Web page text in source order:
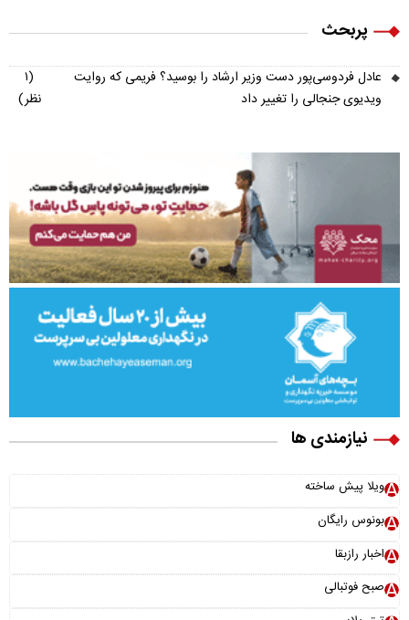
پربحث
عادل فردوسی‌پور دست وزیر ارشاد را بوسید؟ فریمی که روایت
ویدیوی جنجالی را تغییر داد
(۱
نظر)
نیازمندی ها
ویلا پیش ساخته
بونوس رایگان
اخبار رازبقا
صبح فوتبالی